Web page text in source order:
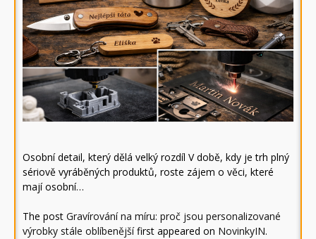
Osobní detail, který dělá velký rozdíl V době, kdy je trh plný
sériově vyráběných produktů, roste zájem o věci, které
mají osobní…
The post Gravírování na míru: proč jsou personalizované
výrobky stále oblíbenějšífirst appeared on NovinkyIN.